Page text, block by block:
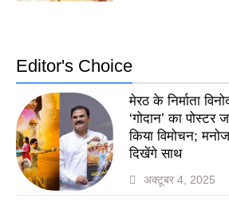
Editor's Choice
मेरठ के निर्माता
‘गोदान’ का पोस्टर
किया विमोचन;
दिखेंगे साथ
अक्टूबर 4, 2025